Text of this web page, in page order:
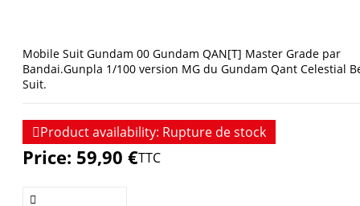
Mobile Suit Gundam 00 Gundam QAN[T] Master Grade par
Bandai.Gunpla 1/100 version MG du Gundam Qant Celestial
Suit.
Price: 59,90 €TTC

Product availability: Rupture de stock